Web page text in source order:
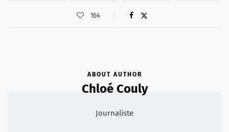
164
ABOUT AUTHOR
Chloé Couly
Journaliste